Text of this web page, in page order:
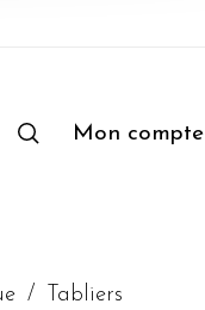
Mon compte
/ Tabliers